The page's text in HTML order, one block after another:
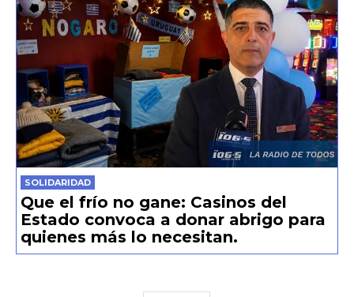
SOLIDARIDAD
Que el frío no gane: Casinos del
Estado convoca a donar abrigo para
quienes más lo necesitan.